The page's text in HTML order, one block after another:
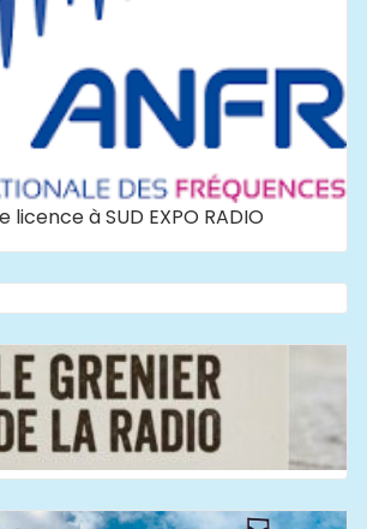
licence à SUD EXPO RADIO